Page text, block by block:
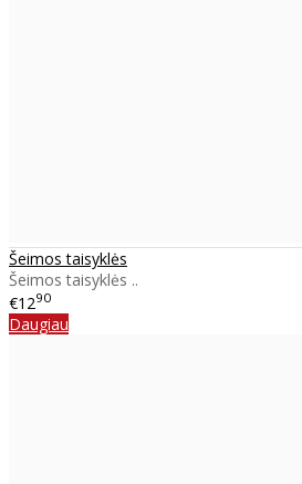
Šeimos taisyklės
Šeimos taisyklės ..
€1290
Daugiau